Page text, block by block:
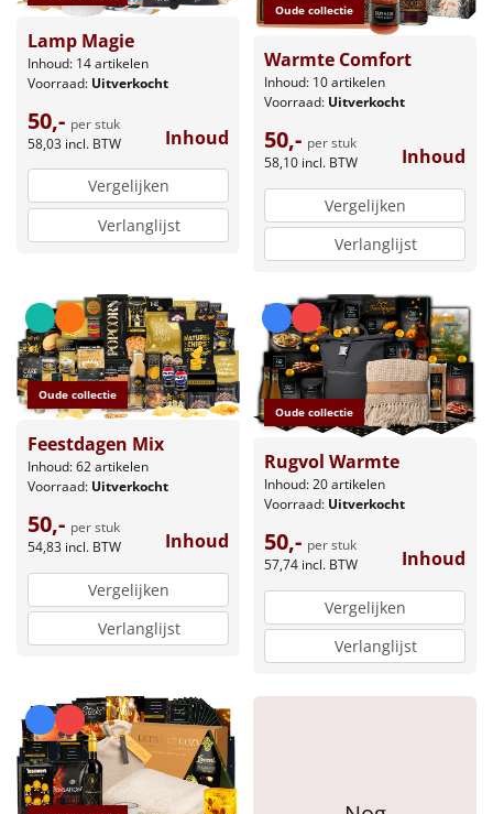
Tas
Wake up light
NIEUW
Borrelplank
Warmtekussen
NIEUW
Slowcooker
Noodradio NIEUW
Deken (fleece plaid)
Alle artikelen
Overige
Personeel
Doe het zelf
Particulier
Kerstgeschenken 2026
Lamp Magie
Inhoud: 14 artikelen
Voorraad: Uitverkocht
50,- per stuk
58,03 incl. BTW Inhoud
Vergelijken
Verlanglijst
Oude collectie
Warmte Comfort
Inhoud: 10 artikelen
Voorraad: Uitverkocht
50,- per stuk
58,10 incl. BTW Inhoud
Vergelijken
Verlanglijst
Oude collectie
Feestdagen Mix
Inhoud: 62 artikelen
Voorraad: Uitverkocht
50,- per stuk
54,83 incl. BTW Inhoud
Vergelijken
Verlanglijst
Oude collectie
Rugvol Warmte
Inhoud: 20 artikelen
Voorraad: Uitverkocht
50,- per stuk
57,74 incl. BTW Inhoud
Vergelijken
Verlanglijst